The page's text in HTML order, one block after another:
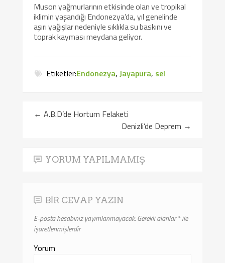
Muson yağmurlarının etkisinde olan ve tropikal
iklimin yaşandığı Endonezya’da, yıl genelinde
aşırı yağışlar nedeniyle sıklıkla su baskını ve
toprak kayması meydana geliyor.
Etiketler:Endonezya,Jayapura, sel
← A.B.D’de Hortum Felaketi
Denizli’de Deprem →
YORUM YAPILMAMIŞ
BIR CEVAP YAZIN
E-posta hesabınız yayımlanmayacak.Gerekli alanlar*ile
işaretlenmişlerdir
Yorum